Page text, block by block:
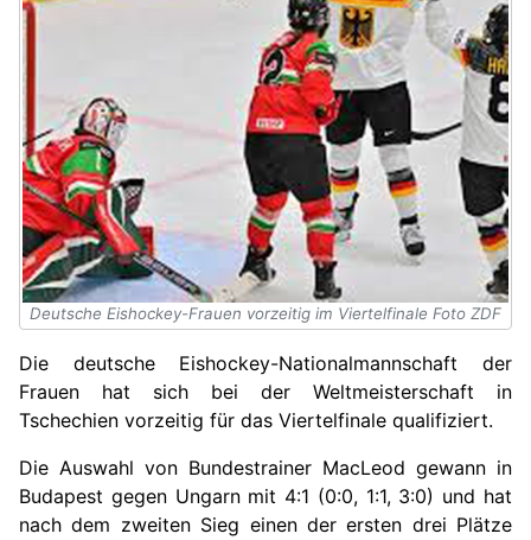
Deutsche Eishockey-Frauen vorzeitig im Viertelfinale Foto ZDF
Die deutsche Eishockey-Nationalmannschaft der
Frauen hat sich bei der Weltmeisterschaft in
Tschechien vorzeitig für das Viertelfinale qualifiziert.
Die Auswahl von Bundestrainer MacLeod gewann in
Budapest gegen Ungarn mit 4:1 (0:0, 1:1, 3:0) und hat
nach dem zweiten Sieg einen der ersten drei Plätze